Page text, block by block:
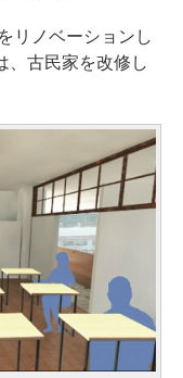
リノベーションし
、古民家を改修し